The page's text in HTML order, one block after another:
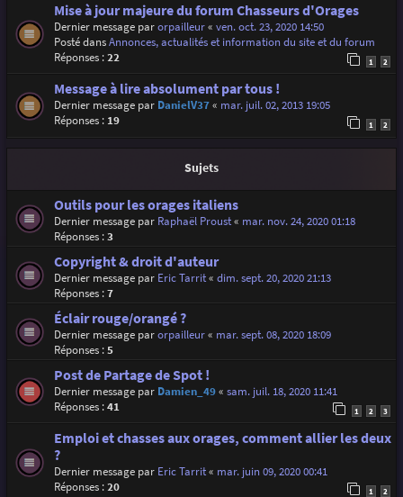
Mise à jour majeure du forum Chasseurs d'Orages
Dernier message parorpailleur« ven. oct. 23, 2020 14:50
Posté dansAnnonces, actualités et information du site et du forum
Réponses :22 1 2
Message à lire absolument par tous !
Dernier message par DanielV37« mar. juil. 02, 2013 19:05
Réponses : 19 1 2
Sujets
Outils pour les orages italiens
Dernier message par Raphaël Proust« mar. nov. 24, 2020 01:18
Réponses :3
Copyright & droit d'auteur
Dernier message par Eric Tarrit« dim. sept. 20, 2020 21:13
Réponses :7
Éclair rouge/orangé ?
Dernier message parorpailleur« mar. sept. 08, 2020 18:09
Réponses :5
Post de Partage de Spot !
Dernier message par Damien_49« sam. juil. 18, 2020 11:41
Réponses :41 1 2 3
Emploi et chasses aux orages, comment allier les deux
?
Dernier message par Eric Tarrit« mar. juin 09, 2020 00:41
Réponses :20 1 2